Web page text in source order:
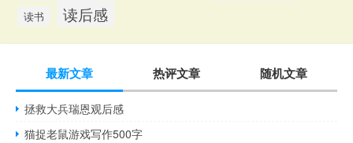
读书
读后感
最新文章 热评文章 随机文章
拯救大兵瑞恩观后感
猫捉老鼠游戏写作500字